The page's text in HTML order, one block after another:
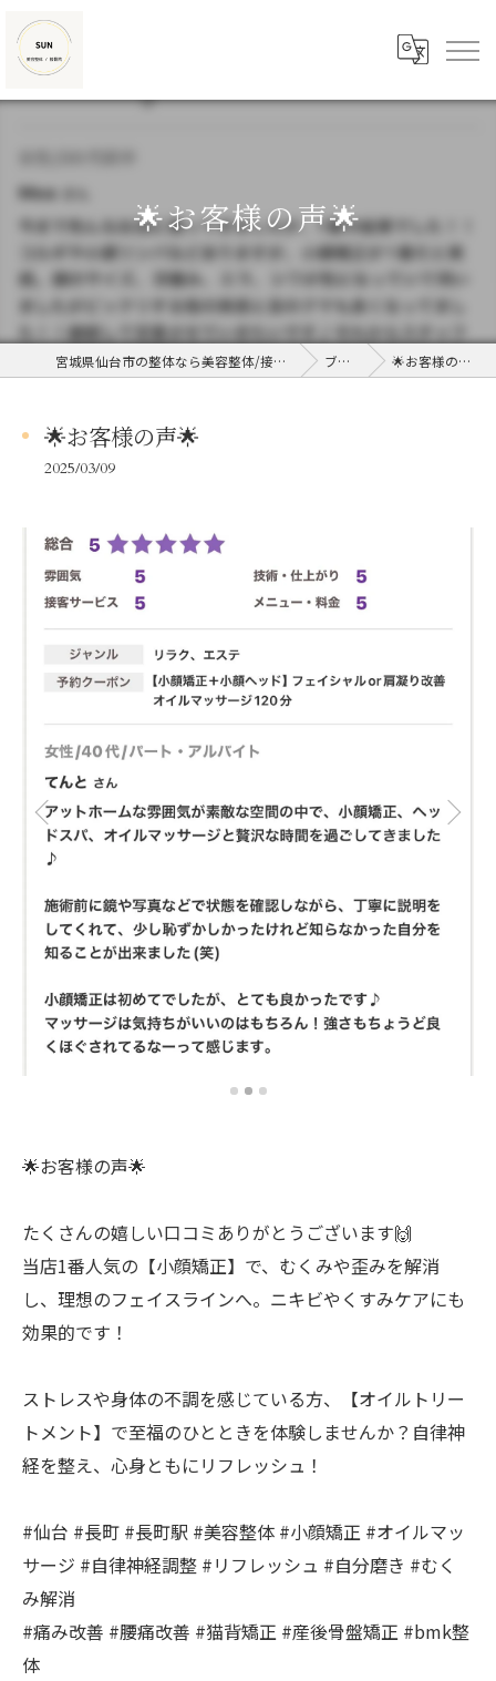
🌟お客様の声🌟
宮城県仙台市の整体なら美容整体/接骨院SUN ブログ 🌟お客様の声🌟
🌟お客様の声🌟
2025/03/09
🌟お客様の声🌟
たくさんの嬉しい口コミありがとうございます🙌
当店1番人気の【小顔矯正】で、むくみや歪みを解消
し、理想のフェイスラインへ。ニキビやくすみケアにも
効果的です！
ストレスや身体の不調を感じている方、【オイルトリー
トメント】で至福のひとときを体験しませんか？自律神
経を整え、心身ともにリフレッシュ！
#仙台 #長町 #長町駅 #美容整体 #小顔矯正 #オイルマッ
サージ #自律神経調整 #リフレッシュ #自分磨き #むく
み解消
#痛み改善 #腰痛改善 #猫背矯正 #産後骨盤矯正 #bmk整
体